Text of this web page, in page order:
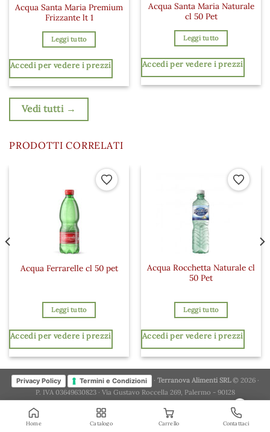
Acqua Santa Maria Premium
Frizzante lt 1
Leggi tutto
Accedi per vedere i prezzi
Acqua Santa Maria Naturale
cl 50 Pet
Leggi tutto
Accedi per vedere i prezzi
Vedi tutti →
PRODOTTI CORRELATI
Aggiungi ai preferiti
Acqua Ferrarelle cl 50 pet
Leggi tutto
Accedi per vedere i prezzi
Acqua Rocchetta Naturale cl
50 Pet
Leggi tutto
Accedi per vedere i prezzi
Privacy Policy Termini e Condizioni · Terranova Alimenti SRL© 2026 ·
P. IVA 03649630823 · Via Gustavo Roccella 269, Palermo - 90128
×
Home Catalogo Carrello Contattaci